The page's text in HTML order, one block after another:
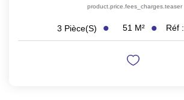
product.price.fees_charges.teaser
3 Pièce(s) 51 M² Réf :